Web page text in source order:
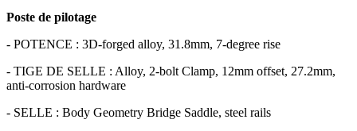
Poste de pilotage
- POTENCE : 3D-forged alloy, 31.8mm, 7-degree rise
- TIGE DE SELLE : Alloy, 2-bolt Clamp, 12mm offset, 27.2mm,
anti-corrosion hardware
- SELLE : Body Geometry Bridge Saddle, steel rails